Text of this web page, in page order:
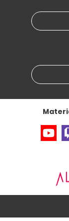
Materiel.net
Notre
Partenariat &
Nos marques
Conditions
Informations
Données
Gérer vos
Accessibilité :